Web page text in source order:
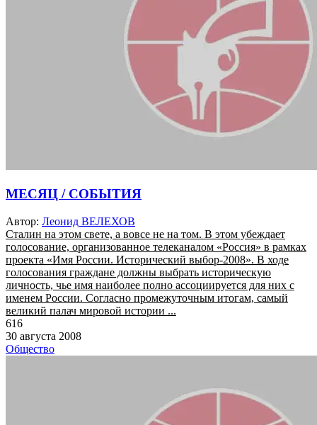
МЕСЯЦ / СОБЫТИЯ
Автор: Леонид ВЕЛЕХОВ
Сталин на этом свете, а вовсе не на том. В этом убеждает
голосование, организованное телеканалом «Россия» в рамках
проекта «Имя России. Исторический выбор-2008». В ходе
голосования граждане должны выбрать историческую
личность, чье имя наиболее полно ассоциируется для них с
именем России. Согласно промежуточным итогам, самый
великий палач мировой истории ...
616
30 августа 2008
Общество